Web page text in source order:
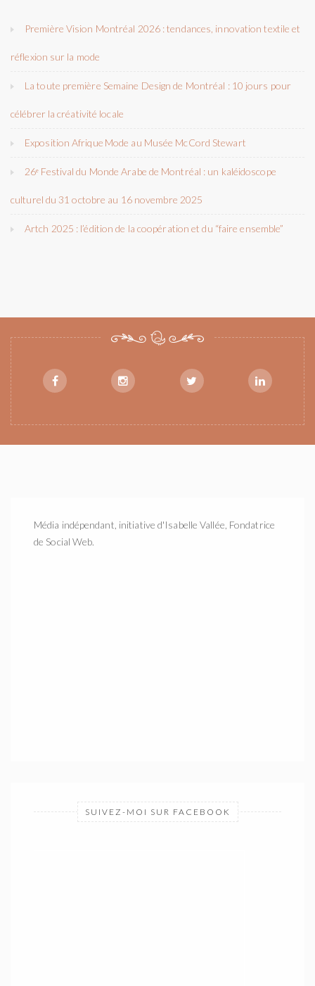
Première Vision Montréal 2026 : tendances, innovation textile et
réflexion sur la mode
La toute première Semaine Design de Montréal : 10 jours pour
célébrer la créativité locale
Exposition Afrique Mode au Musée McCord Stewart
26ᵉ Festival du Monde Arabe de Montréal : un kaléidoscope
culturel du 31 octobre au 16 novembre 2025
Artch 2025 : l’édition de la coopération et du “faire ensemble”
Média indépendant, initiative d'Isabelle Vallée, Fondatrice
de Social Web.
SUIVEZ-MOI SUR FACEBOOK